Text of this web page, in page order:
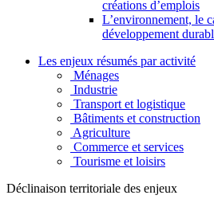
créations d’emplois
L’environnement, le
développement
Les enjeux résumés par activité
Ménages
Industrie
Transport et logistique
Bâtiments et construction
Agriculture
Commerce et services
Tourisme et loisirs
Déclinaison territoriale des enjeux